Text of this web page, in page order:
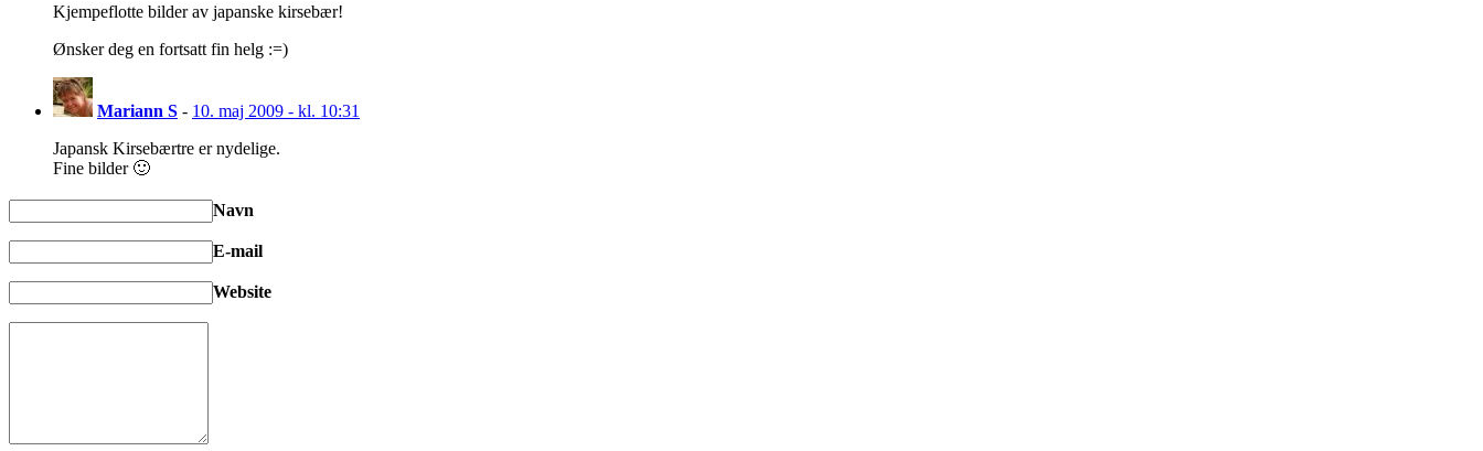
Kjempeflotte bilder av japanske kirsebær!
Ønsker deg en fortsatt fin helg :=)
Mariann S - 10. maj 2009 - kl. 10:31
Japansk Kirsebærtre er nydelige.
Fine bilder 🙂
Navn
E-mail
Website